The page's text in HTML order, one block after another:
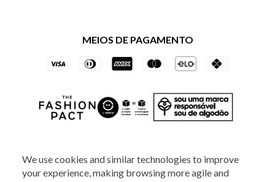
We use cookies and similar technologies to improve
your experience, making browsing more agile and
Trocas e Devoluções
Vai de Visa
Azul Fidelidade
MEIOS DE PAGAMENTO